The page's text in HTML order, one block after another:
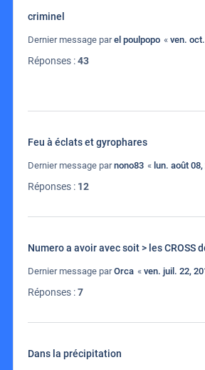
criminel
Dernier message parel poulpopo « ven.
Réponses :43
Feu à éclats et gyrophares
Dernier message parnono83 « lun. août
Réponses : 12
Numero a avoir avec soit > les CROSS
Dernier message parOrca « ven. juil. 22,
Réponses :7
Dans la précipitation